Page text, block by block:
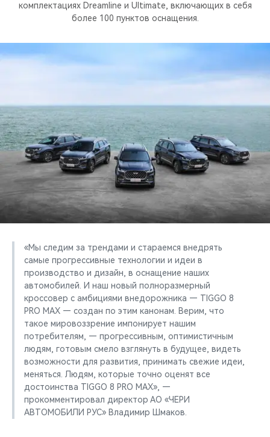
CHERY CONNECT
ЛЮДИ CHERY
НАШИ МЕРОПРИЯТИЯ
ВИДЕООБЗОРЫ
CHERY ДЛЯ ДЕТЕЙ
комплектациях Dreamline и Ultimate, включающих в себя
более 100 пунктов оснащения.
«Мы следим за трендами и стараемся внедрять
самые прогрессивные технологии и идеи в
производство и дизайн, в оснащение наших
автомобилей. И наш новый полноразмерный
кроссовер с амбициями внедорожника — ТIGGO 8
PRO MAX — создан по этим канонам. Верим, что
такое мировоззрение импонирует нашим
потребителям, — прогрессивным, оптимистичным
людям, готовым смело взглянуть в будущее, видеть
возможности для развития, принимать свежие идеи,
меняться. Людям, которые точно оценят все
достоинства ТIGGO 8 PRO MAX», —
прокомментировал директор АО «ЧЕРИ
АВТОМОБИЛИ РУС» Владимир Шмаков.